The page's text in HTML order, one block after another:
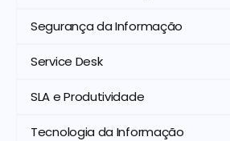
Segurança da Informação
Service Desk
SLA e Produtividade
Tecnologia da Informação